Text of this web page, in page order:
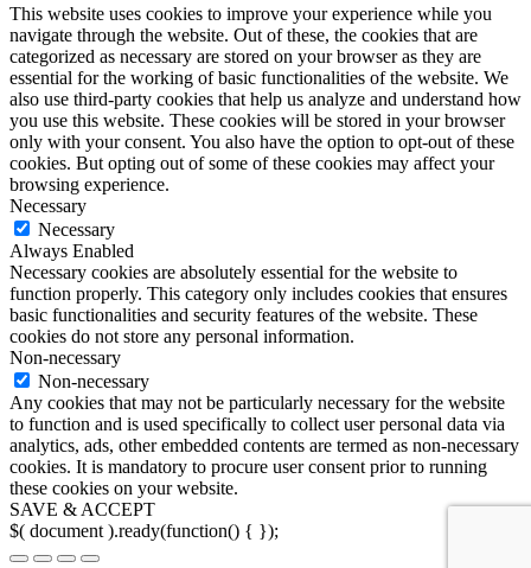
This website uses cookies to improve your experience while you
navigate through the website. Out of these, the cookies that are
categorized as necessary are stored on your browser as they are
essential for the working of basic functionalities of the website. We
also use third-party cookies that help us analyze and understand how
you use this website. These cookies will be stored in your browser
only with your consent. You also have the option to opt-out of these
cookies. But opting out of some of these cookies may affect your
browsing experience.
Necessary
Necessary
Always Enabled
Necessary cookies are absolutely essential for the website to
function properly. This category only includes cookies that ensures
basic functionalities and security features of the website. These
cookies do not store any personal information.
Non-necessary
Non-necessary
Any cookies that may not be particularly necessary for the website
to function and is used specifically to collect user personal data via
analytics, ads, other embedded contents are termed as non-necessary
cookies. It is mandatory to procure user consent prior to running
these cookies on your website.
SAVE & ACCEPT
$( document ).ready(function() { });